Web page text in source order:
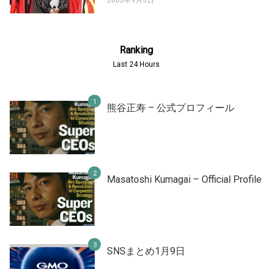
Ranking
Last 24 Hours
熊谷正寿 – 公式プロフィール
Masatoshi Kumagai – Official Profile
SNSまとめ1月9日